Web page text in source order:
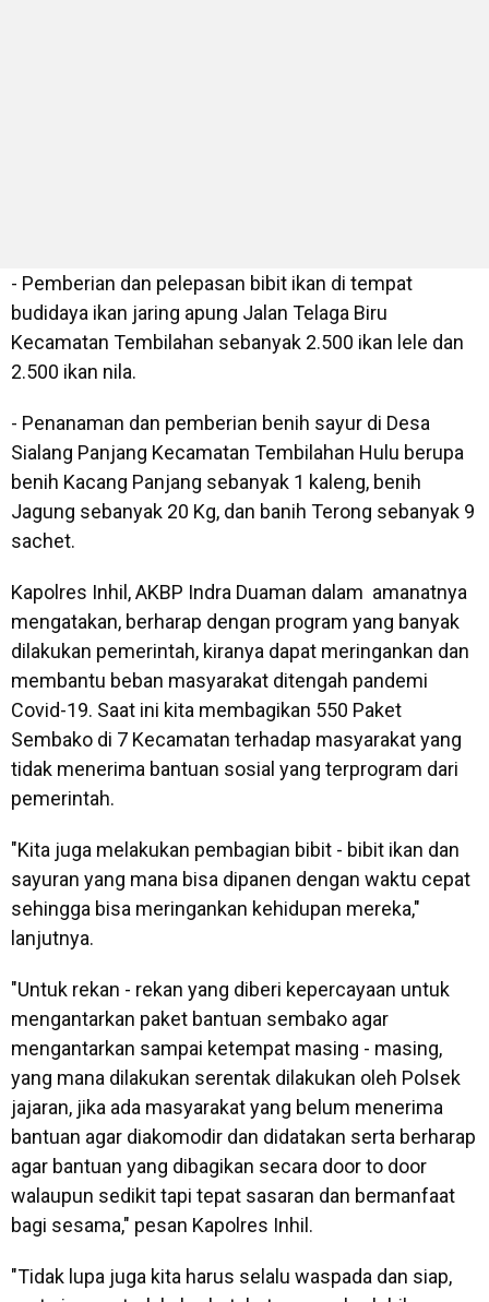
- Pemberian dan pelepasan bibit ikan di tempat
budidaya ikan jaring apung Jalan Telaga Biru
Kecamatan Tembilahan sebanyak 2.500 ikan lele dan
2.500 ikan nila.
- Penanaman dan pemberian benih sayur di Desa
Sialang Panjang Kecamatan Tembilahan Hulu berupa
benih Kacang Panjang sebanyak 1 kaleng, benih
Jagung sebanyak 20 Kg, dan banih Terong sebanyak 9
sachet.
Kapolres Inhil, AKBP Indra Duaman dalam amanatnya
mengatakan, berharap dengan program yang banyak
dilakukan pemerintah, kiranya dapat meringankan dan
membantu beban masyarakat ditengah pandemi
Covid-19. Saat ini kita membagikan 550 Paket
Sembako di 7 Kecamatan terhadap masyarakat yang
tidak menerima bantuan sosial yang terprogram dari
pemerintah.
"Kita juga melakukan pembagian bibit - bibit ikan dan
sayuran yang mana bisa dipanen dengan waktu cepat
sehingga bisa meringankan kehidupan mereka,"
lanjutnya.
"Untuk rekan - rekan yang diberi kepercayaan untuk
mengantarkan paket bantuan sembako agar
mengantarkan sampai ketempat masing - masing,
yang mana dilakukan serentak dilakukan oleh Polsek
jajaran, jika ada masyarakat yang belum menerima
bantuan agar diakomodir dan didatakan serta berharap
agar bantuan yang dibagikan secara door to door
walaupun sedikit tapi tepat sasaran dan bermanfaat
bagi sesama," pesan Kapolres Inhil.
"Tidak lupa juga kita harus selalu waspada dan siap,